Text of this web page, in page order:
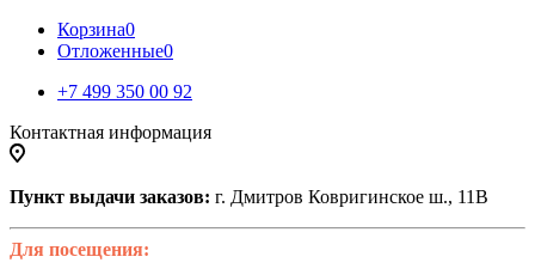
Корзина0
Отложенные0
+7 499 350 00 92
Контактная информация
Пункт выдачи заказов: г. Дмитров Ковригинское ш., 11В
Для посещения: